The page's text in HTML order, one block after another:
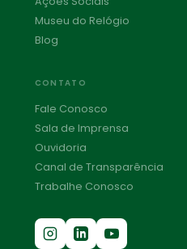
Museu do Relógio
Blog
CONTATO
Fale Conosco
Sala de Imprensa
Ouvidoria
Canal de Transparência
Trabalhe Conosco